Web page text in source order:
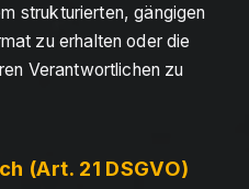
strukturierten, gängigen
zu erhalten oder die
Verantwortlichen zu
(Art. 21 DSGVO)